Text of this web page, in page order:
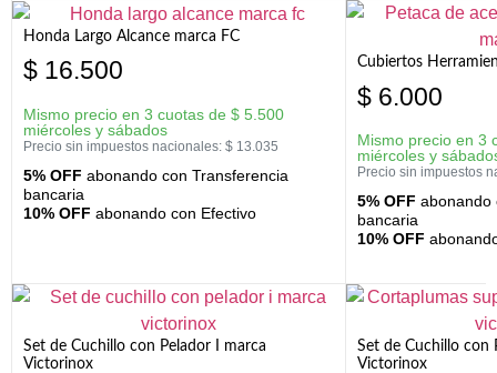
Honda Largo Alcance marca FC
$ 16.500
Mismo precio en 3 cuotas de $ 5.500
miércoles y sábados
Precio sin impuestos nacionales: $ 13.035
5% OFF abonando con Transferencia
bancaria
10% OFF abonando con Efectivo
Cubiertos
$ 6.000
Mismo precio en 3
miércoles y
Precio sin impuestos
5% OFF abonando
bancaria
10% OFF
Set de Cuchillo con Pelador I marca
Victorinox
Set de Cuchillo con
Victorinox